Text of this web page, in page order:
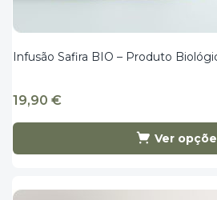
Infusão Safira BIO – Produto
19,90 €
Ver